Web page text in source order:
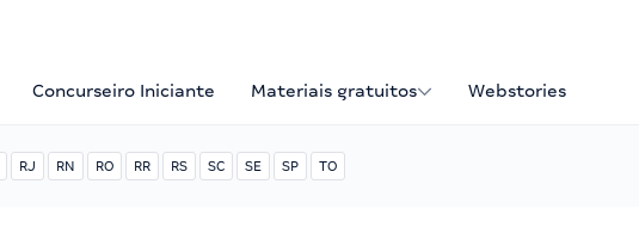
Concurseiro Iniciante Materiais gratuitos Webstories
RJ RN RO RR RS SC SE SP TO